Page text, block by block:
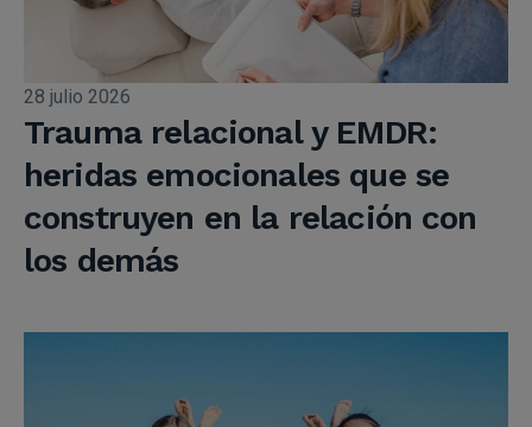
28 julio 2026
Trauma relacional y EMDR:
heridas emocionales que se
construyen en la relación con
los demás